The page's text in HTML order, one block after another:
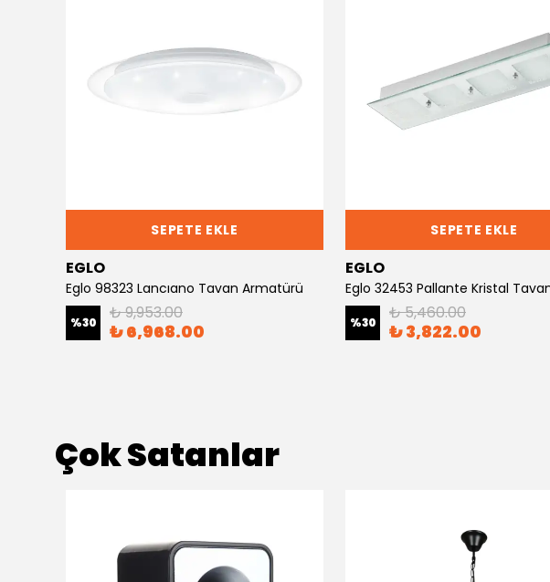
SEPETE EKLE
EGLO
Eglo 98323 Lancıano Tavan Armatürü
%30 ₺ 9,953.00
₺ 6,968.00
SEPETE EKLE
EGLO
%30 ₺ 5,460.00
₺ 3,822.00
Çok Satanlar